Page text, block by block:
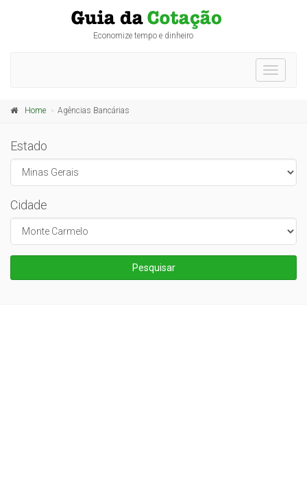
Economize tempo e dinheiro
Toggle
Home Agências Bancárias
Estado
Cidade
Pesquisar